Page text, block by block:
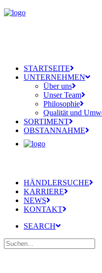
STARTSEITE
UNTERNEHMEN
Über uns
Unser Team
Philosophie
Qualität und
SORTIMENT
OBSTANNAHME
HÄNDLERSUCHE
KARRIERE
NEWS
KONTAKT
SEARCH